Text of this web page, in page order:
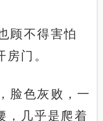
顾不得害怕
门。
脸色灰败，一
，几乎是爬着